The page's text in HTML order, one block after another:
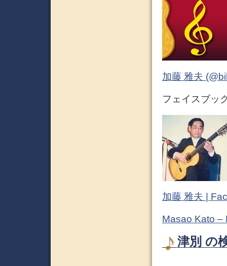
加藤 雅夫
フェイスブッ
加藤 雅夫 |
Masao Kato –
津別 の